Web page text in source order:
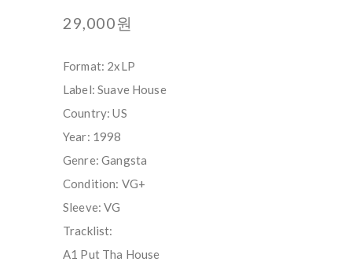
29,000원
Format: 2xLP
Label: Suave House
Country: US
Year: 1998
Genre: Gangsta
Condition: VG+
Sleeve: VG
Tracklist:
A1 Put Tha House